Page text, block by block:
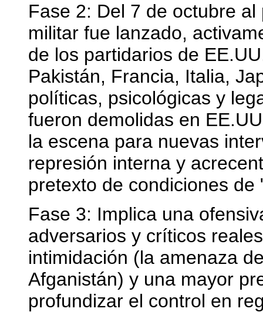
Fase 2: Del 7 de octubre
militar fue lanzado,
de los partidarios de
Pakistán, Francia, Italia,
políticas, psicológicas y
fueron demolidas en
la escena para nuevas
represión interna y
pretexto de condiciones
Fase 3: Implica una
adversarios y críticos
intimidación (la amenaza
Afganistán) y una mayor
profundizar el control en